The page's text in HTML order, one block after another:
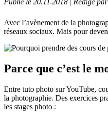
Avec l’avènement de la
réseaux sociaux. Mais pour
Parce que c’est le
Entre tuto photo sur YouTube,
la photographie. Des exercices
les stages photo :